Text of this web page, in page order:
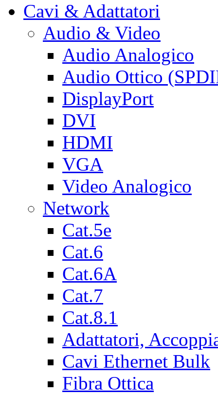
Cavi & Adattatori
Audio & Video
Audio Analogico
Audio Ottico
DisplayPort
DVI
HDMI
VGA
Video Analogico
Network
Cat.5e
Cat.6
Cat.6A
Cat.7
Cat.8.1
Adattatori,
Cavi Ethernet Bulk
Fibra Ottica